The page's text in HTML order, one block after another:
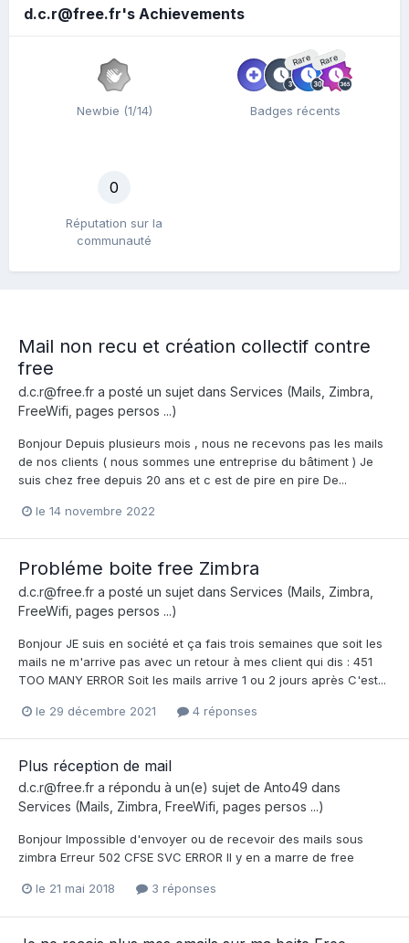
d.c.r@free.fr's Achievements
Newbie (1/14)
Rare Rare
Badges récents
0
Réputation sur la
communauté
Mail non recu et création collectif contre
free
d.c.r@free.fr a posté un sujet dans Services (Mails, Zimbra,
FreeWifi, pages persos ...)
Bonjour Depuis plusieurs mois , nous ne recevons pas les mails
de nos clients ( nous sommes une entreprise du bâtiment ) Je
suis chez free depuis 20 ans et c est de pire en pire De...
le 14 novembre 2022
Probléme boite free Zimbra
d.c.r@free.fr a posté un sujet dans Services (Mails, Zimbra,
FreeWifi, pages persos ...)
Bonjour JE suis en société et ça fais trois semaines que soit les
mails ne m'arrive pas avec un retour à mes client qui dis : 451
TOO MANY ERROR Soit les mails arrive 1 ou 2 jours après C'est...
le 29 décembre 2021 4 réponses
Plus réception de mail
d.c.r@free.fr a répondu à un(e) sujet de Anto49 dans
Services (Mails, Zimbra, FreeWifi, pages persos ...)
Bonjour Impossible d'envoyer ou de recevoir des mails sous
zimbra Erreur 502 CFSE SVC ERROR Il y en a marre de free
le 21 mai 2018 3 réponses